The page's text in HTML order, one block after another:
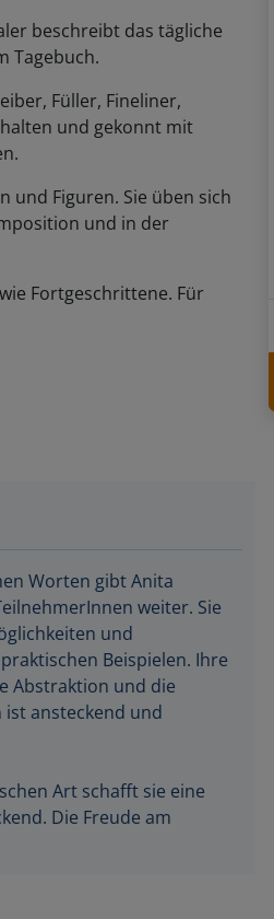
beschreibt das tägliche
Tagebuch.
Füller, Fineliner,
und gekonnt mit
und Figuren. Sie üben sich
und in der
Fortgeschrittene. Für
Worten gibt Anita
weiter. Sie
und
Beispielen. Ihre
Abstraktion und die
ansteckend und
Art schafft sie eine
Die Freude am